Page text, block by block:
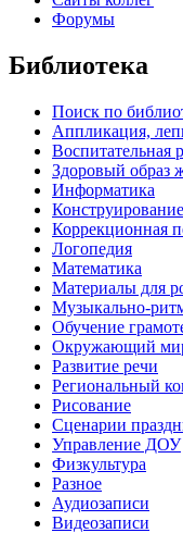
Форумы
Библиотека
Поиск по
Аппликация,
Воспитательная
Здоровый образ
Информатика
Коррекционная
Логопедия
Математика
Материалы для
Музыкально-
Обучение
Окружающий
Развитие речи
Региональный
Рисование
Сценарии
Управление ДОУ
Физкультура
Разное
Аудиозаписи
Видеозаписи